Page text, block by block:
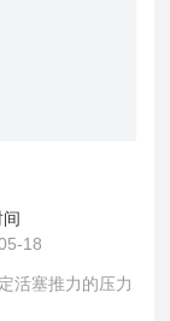
18
活塞推力的压力